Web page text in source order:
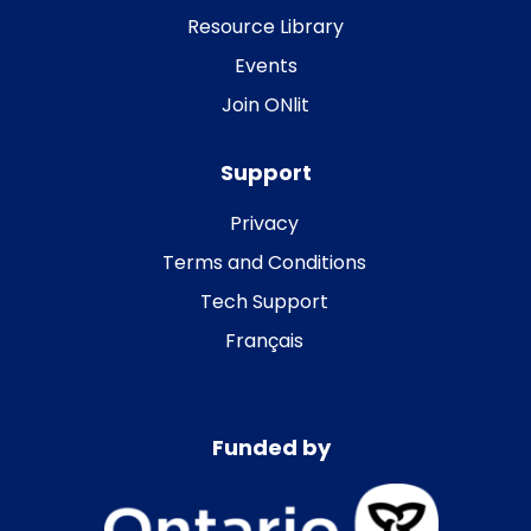
Resource Library
Events
Join ONlit
Support
Privacy
Terms and Conditions
Tech Support
Français
Funded by